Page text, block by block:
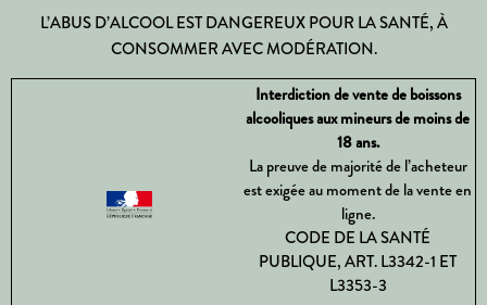
L’ABUS D’ALCOOL EST DANGEREUX POUR LA SANTÉ, À
CONSOMMER AVEC MODÉRATION.
Interdiction de vente de boissons
alcooliques aux mineurs de moins de
18 ans.
La preuve de majorité de l’acheteur
est exigée au moment de la vente en
ligne.
CODE DE LA SANTÉ
PUBLIQUE, ART. L3342-1 ET
L3353-3